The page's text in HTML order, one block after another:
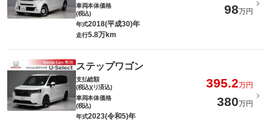
車両本体価格
(税込)
98万円
年式2018(平成30)年
走行5.8万km
ステップワゴン
支払総額
(税込)(リ済込)
395.2万円
車両本体価格
(税込)
380万円
年式2023(令和5)年